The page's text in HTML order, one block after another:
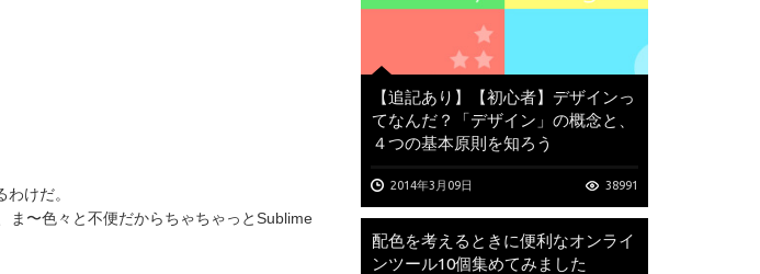
けだ。
ま〜色々と不便だからちゃちゃっとSublime
【追記あり】【初心者】デザインっ
てなんだ？「デザイン」の概念と、
４つの基本原則を知ろう
2014年3月09日 38991
配色を考えるときに便利なオンライ
ンツール10個集めてみました